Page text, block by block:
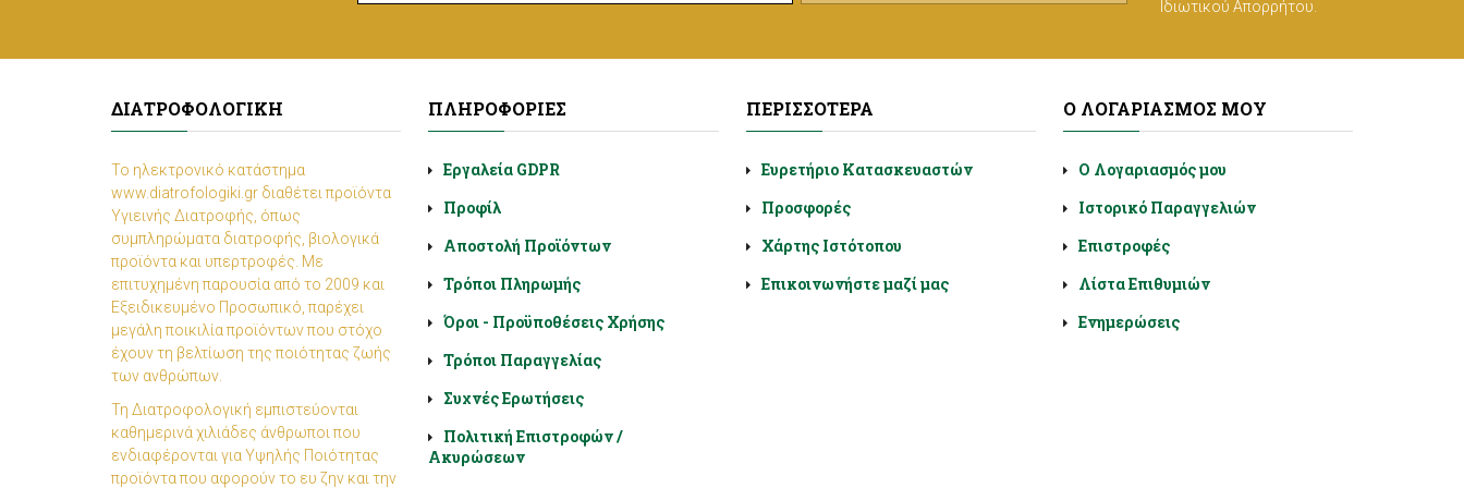
Ιδιωτικού Απορρήτου
ΔΙΑΤΡΟΦΟΛΟΓΙΚΉ
Το ηλεκτρονικό κατάστημα
www.diatrofologiki.gr διαθέτει προϊόντα
Υγιεινής Διατροφής, όπως
συμπληρώματα διατροφής, βιολογικά
προϊόντα και υπερτροφές. Με
επιτυχημένη παρουσία από το 2009 και
Εξειδικευμένο Προσωπικό, παρέχει
μεγάλη ποικιλία προϊόντων που στόχο
έχουν τη βελτίωση της ποιότητας ζωής
των ανθρώπων.
Τη Διατροφολογική εμπιστεύονται
καθημερινά χιλιάδες άνθρωποι που
ενδιαφέρονται για Υψηλής Ποιότητας
προϊόντα που αφορούν το ευ ζην και την
ΠΛΗΡΟΦΟΡΊΕΣ
Εργαλεία GDPR
Προφίλ
Αποστολή Προϊόντων
Τρόποι Πληρωμής
Όροι - Προϋποθέσεις Χρήσης
Τρόποι Παραγγελίας
Συχνές Ερωτήσεις
Πολιτική Επιστροφών /
Ακυρώσεων
ΠΕΡΙΣΣΌΤΕΡΑ
Ευρετήριο Κατασκευαστών
Προσφορές
Χάρτης Ιστότοπου
Επικοινωνήστε μαζί μας
Ο ΛΟΓΑΡΙΑΣΜΌΣ ΜΟΥ
Ο Λογαριασμός μου
Ιστορικό Παραγγελιών
Επιστροφές
Λίστα Επιθυμιών
Ενημερώσεις